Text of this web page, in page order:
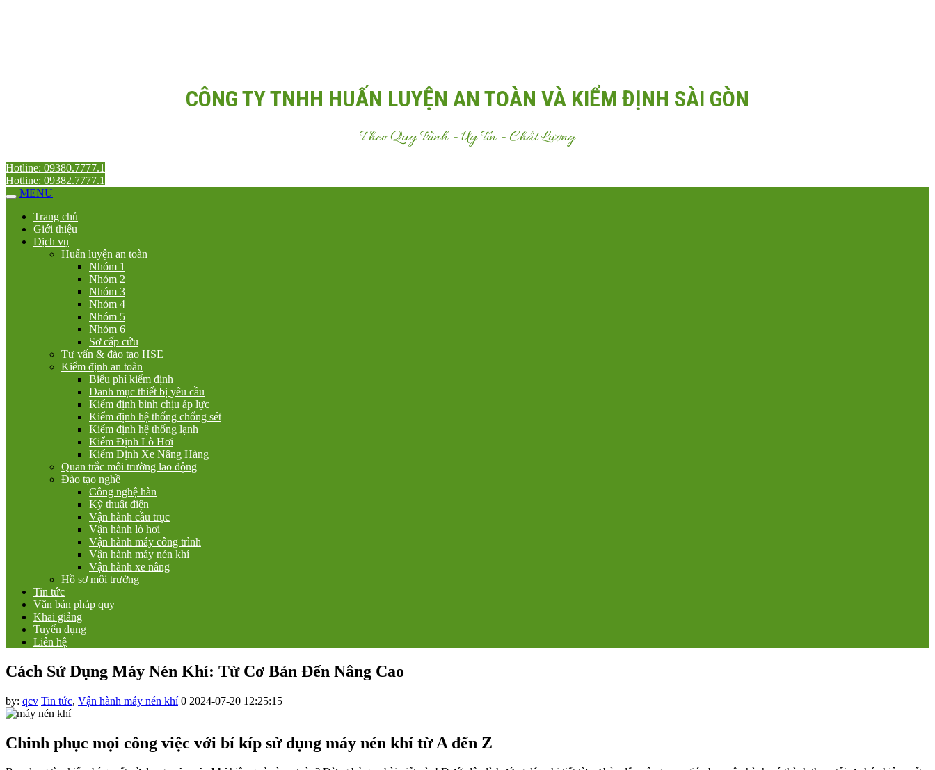
CÔNG TY TNHH HUẤN LUYỆN AN TOÀN VÀ KIỂM ĐỊNH SÀI GÒN
Theo Quy Trình - Uy Tín - Chất Lượng
Hotline: 09380.7777.1
Hotline: 09382.7777.1
MENU
Trang chủ
Giới thiệu
Dịch vụ
Huấn luyện an toàn
Nhóm 1
Nhóm 2
Nhóm 3
Nhóm 4
Nhóm 5
Nhóm 6
Sơ cấp cứu
Tư vấn & đào tạo HSE
Kiểm định an toàn
Biểu phí kiểm định
Danh mục thiết bị yêu cầu
Kiểm định bình chịu áp lực
Kiểm định hệ thống chống sét
Kiểm định hệ thống lạnh
Kiểm Định Lò Hơi
Kiểm Định Xe Nâng Hàng
Quan trắc môi trường lao động
Đào tạo nghề
Công nghệ hàn
Kỹ thuật điện
Vận hành cầu trục
Vận hành lò hơi
Vận hành máy công trình
Vận hành máy nén khí
Vận hành xe nâng
Hồ sơ môi trường
Tin tức
Văn bản pháp quy
Khai giảng
Tuyển dụng
Liên hệ
Cách Sử Dụng Máy Nén Khí: Từ Cơ Bản Đến Nâng Cao
by: qcv Tin tức, Vận hành máy nén khí 0 2024-07-20 12:25:15
Chinh phục mọi công việc với bí kíp sử dụng máy nén khí từ A đến Z